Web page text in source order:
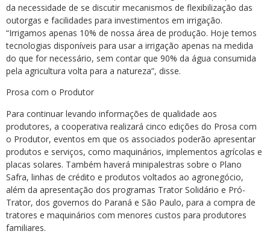
da necessidade de se discutir mecanismos de flexibilização das
outorgas e facilidades para investimentos em irrigação.
“Irrigamos apenas 10% de nossa área de produção. Hoje temos
tecnologias disponíveis para usar a irrigação apenas na medida
do que for necessário, sem contar que 90% da água consumida
pela agricultura volta para a natureza”, disse.
Prosa com o Produtor
Para continuar levando informações de qualidade aos
produtores, a cooperativa realizará cinco edições do Prosa com
o Produtor, eventos em que os associados poderão apresentar
produtos e serviços, como maquinários, implementos agrícolas e
placas solares. Também haverá minipalestras sobre o Plano
Safra, linhas de crédito e produtos voltados ao agronegócio,
além da apresentação dos programas Trator Solidário e Pró-
Trator, dos governos do Paraná e São Paulo, para a compra de
tratores e maquinários com menores custos para produtores
familiares.